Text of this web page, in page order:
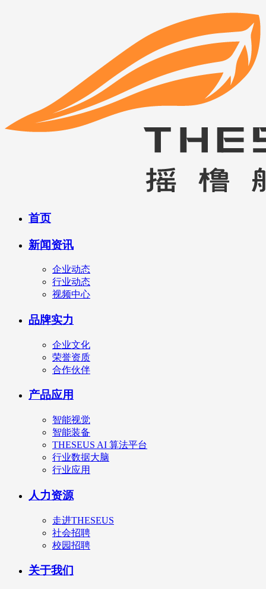
首页
新闻资讯
企业动态
行业动态
视频中心
品牌实力
企业文化
荣誉资质
合作伙伴
产品应用
智能视觉
智能装备
THESEUS AI 算法平台
行业数据大脑
行业应用
人力资源
走进THESEUS
社会招聘
校园招聘
关于我们